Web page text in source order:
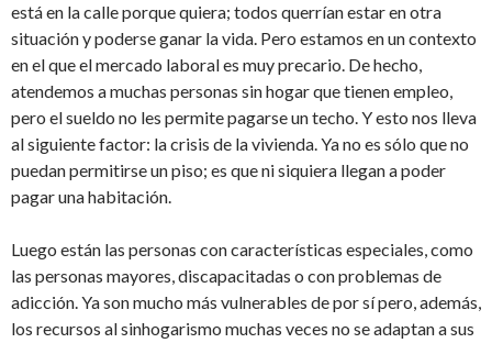
está en la calle porque quiera; todos querrían estar en otra
situación y poderse ganar la vida. Pero estamos en un contexto
en el que el mercado laboral es muy precario. De hecho,
atendemos a muchas personas sin hogar que tienen empleo,
pero el sueldo no les permite pagarse un techo. Y esto nos lleva
al siguiente factor: la crisis de la vivienda. Ya no es sólo que no
puedan permitirse un piso; es que ni siquiera llegan a poder
pagar una habitación.
Luego están las personas con características especiales, como
las personas mayores, discapacitadas o con problemas de
adicción. Ya son mucho más vulnerables de por sí pero, además,
los recursos al sinhogarismo muchas veces no se adaptan a sus